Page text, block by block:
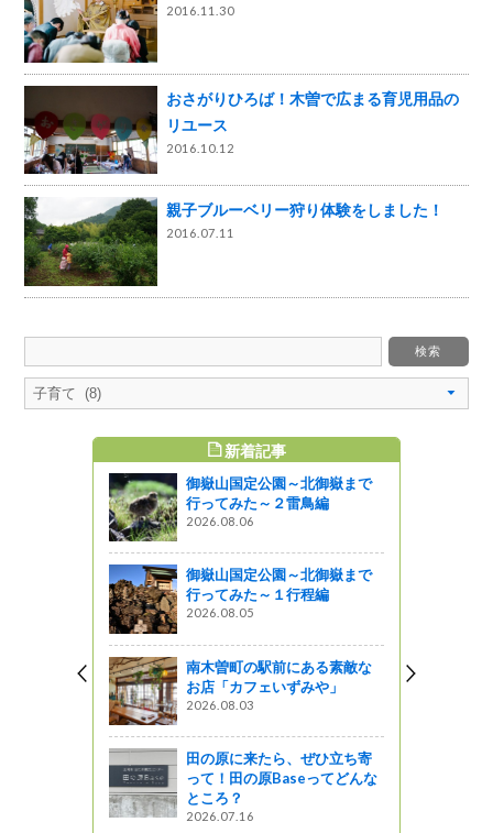
2016.11.30
おさがりひろば！木曽で広まる育児用品の
リユース
2016.10.12
親子ブルーベリー狩り体験をしました！
2016.07.11
新着記事
御嶽山国定公園～北御嶽まで
行ってみた～２雷鳥編
2026.08.06
御嶽山国定公園～北御嶽まで
行ってみた～１行程編
2026.08.05
南木曽町の駅前にある素敵な
お店「カフェいずみや」
2026.08.03
田の原に来たら、ぜひ立ち寄
って！田の原Baseってどんな
ところ？
2026.07.16